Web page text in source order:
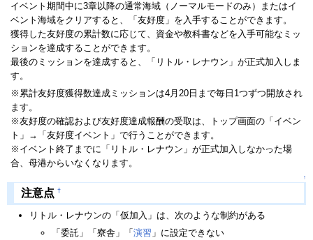
イベント期間中に3章以降の通常海域（ノーマルモードのみ）またはイ
ベント海域をクリアすると、「友好度」を入手することができます。
獲得した友好度の累計数に応じて、資金や教科書などを入手可能なミッ
ションを達成することができます。
最後のミッションを達成すると、「リトル・レナウン」が正式加入しま
す。
※累計友好度獲得数達成ミッションは4月20日まで毎日1つずつ開放され
ます。
※友好度の確認および友好度達成報酬の受取は、トップ画面の「イベン
ト」→「友好度イベント」で行うことができます。
※イベント終了までに「リトル・レナウン」が正式加入しなかった場
合、母港からいなくなります。
↑
注意点 †
リトル・レナウンの「仮加入」は、次のような制約がある
「委託」「寮舎」「 演習 」に設定できない